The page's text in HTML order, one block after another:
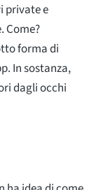
private e
Come?
forma di
In sostanza,
dagli occhi